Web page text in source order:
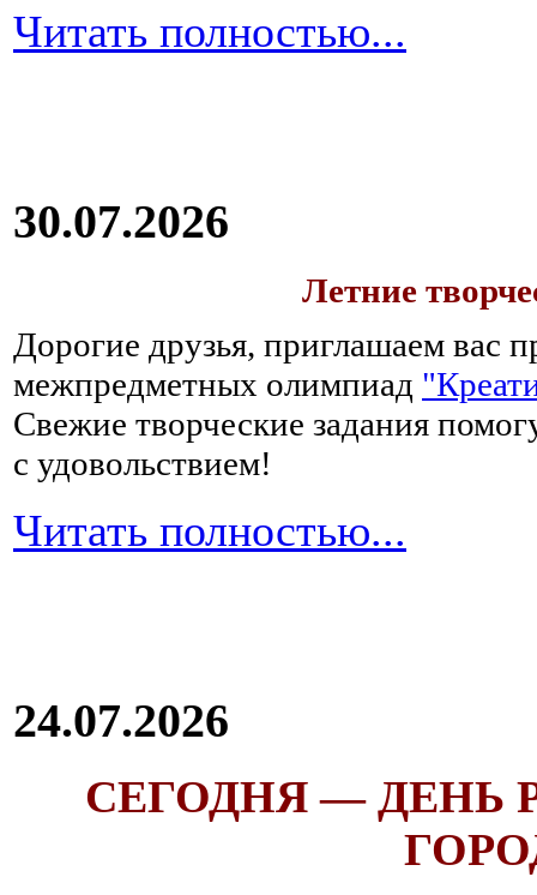
Читать полностью...
30.07.2026
Летние
Дорогие друзья, приглашаем вас
межпредметных олимпиад
Свежие творческие задания
с удовольствием!
Читать полностью...
24.07.2026
СЕГОДНЯ — ДЕНЬ